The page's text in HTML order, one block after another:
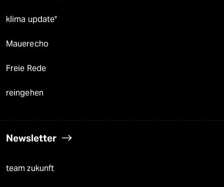
klima update°
Mauerecho
Freie Rede
reingehen
Newsletter
team zukunft